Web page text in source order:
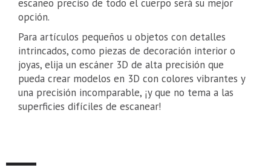
escaneo preciso de todo el cuerpo será su mejor
opción.
Para artículos pequeños u objetos con detalles
intrincados, como piezas de decoración interior o
joyas, elija un escáner 3D de alta precisión que
pueda crear modelos en 3D con colores vibrantes y
una precisión incomparable, ¡y que no tema a las
superficies difíciles de escanear!